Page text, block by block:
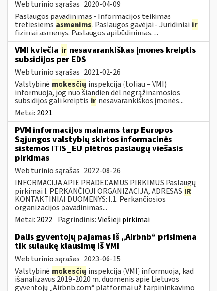
Web turinio sąrašas 2020-04-09
Paslaugos pavadinimas - Informacijos teikimas
tretiesiems asmenims. Paslaugos gavėjai - Juridiniai ir
fiziniai asmenys. Paslaugos apibūdinimas: ...
VMI kviečia ir nesavarankiškas įmones kreiptis
subsidijos per EDS
Web turinio sąrašas 2021-02-26
Valstybinė mokesčių inspekcija (toliau – VMI)
informuoja, jog nuo šiandien dėl negrąžinamosios
subsidijos gali kreiptis ir nesavarankiškos įmonės...
Metai: 2021
PVM informacijos mainams tarp Europos
Sąjungos valstybių skirtos informacinės
sistemos ITIS_EU plėtros paslaugų viešasis
pirkimas
Web turinio sąrašas 2022-08-26
INFORMACIJA APIE PRADEDAMUS PIRKIMUS Paslaugų
pirkimai I. PERKANČIOJI ORGANIZACIJA, ADRESAS IR
KONTAKTINIAI DUOMENYS: I.1. Perkančiosios
organizacijos pavadinimas...
Metai: 2022 Pagrindinis:Viešieji pirkimai
Dalis gyventojų pajamas iš „Airbnb“ prisimena
tik sulaukę klausimų iš VMI
Web turinio sąrašas 2023-06-15
Valstybinė mokesčių inspekcija (VMI) informuoja, kad
išanalizavus 2019-2020 m. duomenis apie Lietuvos
gyventojų „Airbnb.com“ platformai už tarpininkavimo